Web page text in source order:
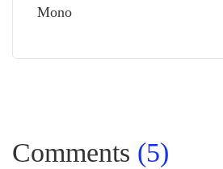
Mono
Comments (5)